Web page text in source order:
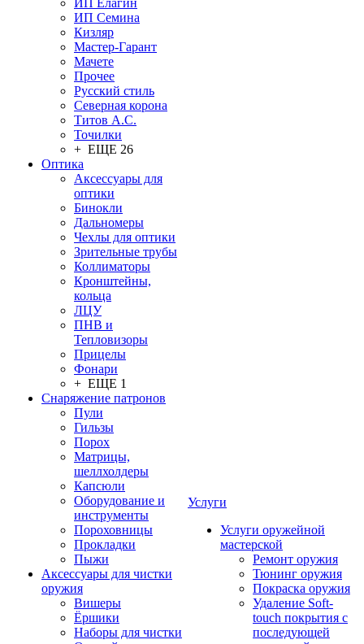
ИП Елагин
ИП Семина
Кизляр
Мастер-Гарант
Мачете
Прочее
Русский стиль
Северная корона
Титов А.С.
Точилки
+ ЕЩЕ 26
Оптика
Аксессуары для
оптики
Бинокли
Дальномеры
Чехлы для оптики
Зрительные трубы
Коллиматоры
Кронштейны,
кольца
ЛЦУ
ПНВ и
Тепловизоры
Прицелы
Фонари
+ ЕЩЕ 1
Снаряжение патронов
Пули
Гильзы
Порох
Матрицы,
шеллхолдеры
Капсюли
Оборудование и
инструменты
Пороховницы
Прокладки
Пыжи
Аксессуары для чистки
оружия
Вишеры
Ёршики
Наборы для чистки
Услуги
Услуги оружейной
мастерской
Ремонт оружия
Тюнинг оружия
Покраска оружия
Удаление Soft-
touch покрытия с
последующей